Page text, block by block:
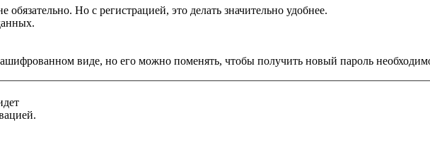
Но с регистрацией, это делать значительно удобнее.
виде, но его можно поменять, чтобы получить новый пароль